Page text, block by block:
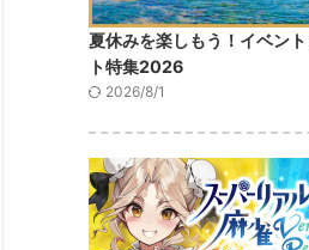
夏休みを楽しもう！イベン
ト特集2026
2026/8/1